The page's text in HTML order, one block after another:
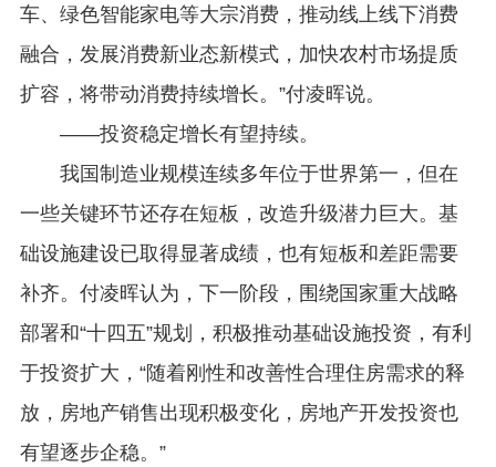
车、绿色智能家电等大宗消费，推动线上线下消费
融合，发展消费新业态新模式，加快农村市场提质
扩容，将带动消费持续增长。”付凌晖说。
——投资稳定增长有望持续。
我国制造业规模连续多年位于世界第一，但在
一些关键环节还存在短板，改造升级潜力巨大。基
础设施建设已取得显著成绩，也有短板和差距需要
补齐。付凌晖认为，下一阶段，围绕国家重大战略
部署和“十四五”规划，积极推动基础设施投资，有利
于投资扩大，“随着刚性和改善性合理住房需求的释
放，房地产销售出现积极变化，房地产开发投资也
有望逐步企稳。”